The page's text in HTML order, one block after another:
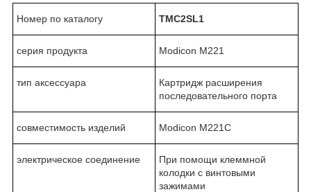
Номер по каталогу TMC2SL1
серия продукта Modicon M221
тип аксессуара
Картридж расширения
последовательного порта
совместимость изделий Modicon M221C
электрическое соединение
При помощи клеммной
колодки с винтовыми
зажимами